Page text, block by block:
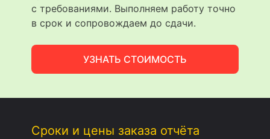
с требованиями. Выполняем работу точно
в срок и сопровождаем до сдачи.
УЗНАТЬ СТОИМОСТЬ
Сроки и цены заказа отчёта